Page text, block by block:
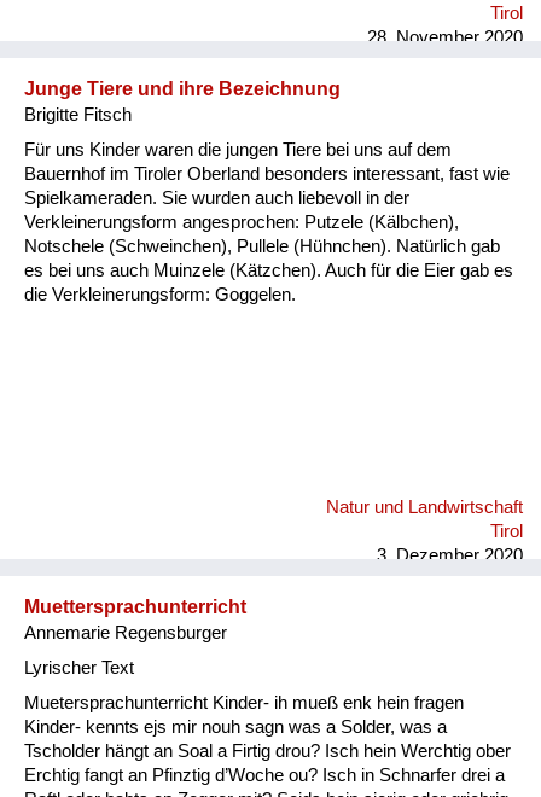
Tirol
28. November 2020
Junge Tiere und ihre Bezeichnung
Brigitte Fitsch
Für uns Kinder waren die jungen Tiere bei uns auf dem
Bauernhof im Tiroler Oberland besonders interessant, fast wie
Spielkameraden. Sie wurden auch liebevoll in der
Verkleinerungsform angesprochen: Putzele (Kälbchen),
Notschele (Schweinchen), Pullele (Hühnchen). Natürlich gab
es bei uns auch Muinzele (Kätzchen). Auch für die Eier gab es
die Verkleinerungsform: Goggelen.
Natur und Landwirtschaft
Tirol
3. Dezember 2020
Muettersprachunterricht
Annemarie Regensburger
Lyrischer Text
Muetersprachunterricht Kinder- ih mueß enk hein fragen
Kinder- kennts ejs mir nouh sagn was a Solder, was a
Tscholder hängt an Soal a Firtig drou? Isch hein Werchtig ober
Erchtig fangt an Pfinztig d’Woche ou? Isch in Schnarfer drei a